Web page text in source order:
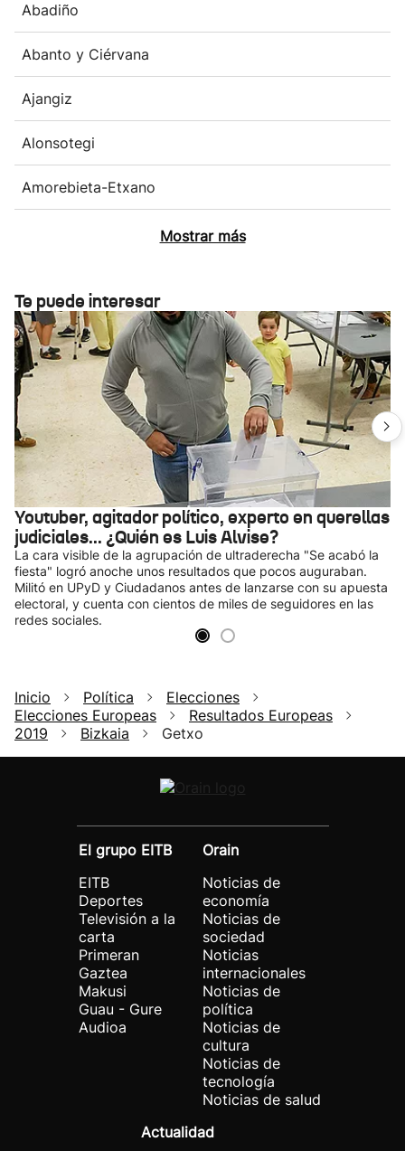
Abadiño
Abanto y Ciérvana
Ajangiz
Alonsotegi
Amorebieta-Etxano
Mostrar más
Te puede interesar
Youtuber, agitador político, experto en querellas
judiciales... ¿Quién es Luis Alvise?
La cara visible de la agrupación de ultraderecha "Se acabó la
fiesta" logró anoche unos resultados que pocos auguraban.
Militó en UPyD y Ciudadanos antes de lanzarse con su apuesta
electoral, y cuenta con cientos de miles de seguidores en las
redes sociales.
Inicio Política
Elecciones
Elecciones Europeas
Resultados Europeas
2019
Bizkaia Getxo
El grupo EITB
EITB
Deportes
Televisión a la
carta
Primeran
Gaztea
Makusi
Guau - Gure
Audioa
Orain
Noticias de
economía
Noticias de
sociedad
Noticias
internacionales
Noticias de
política
Noticias de
cultura
Noticias de
tecnología
Noticias de salud
Actualidad